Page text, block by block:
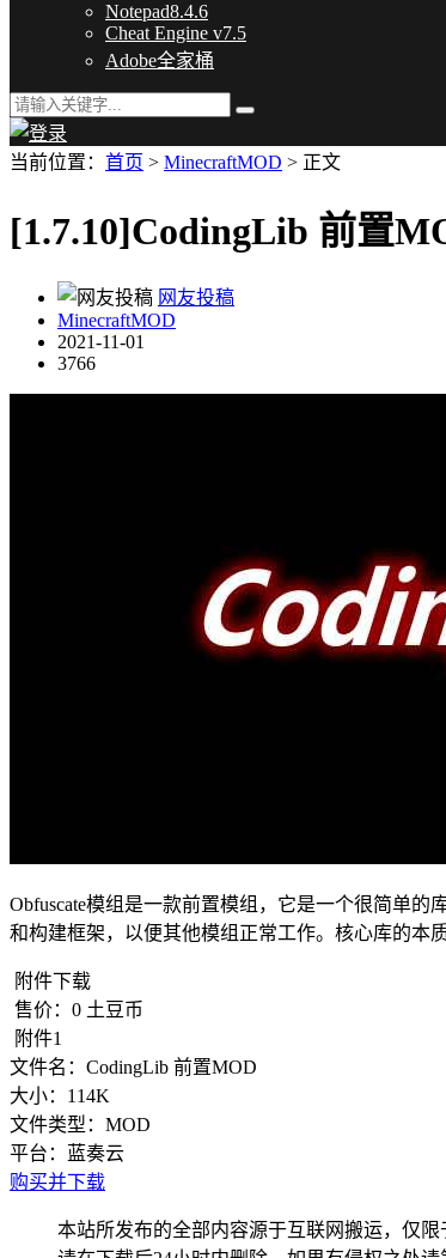
Notepad8.4.6
Cheat Engine v7.5
Adobe全家桶
当前位置： 首页 > MinecraftMOD > 正文
[1.7.10]CodingLib 前置
网友投稿
MinecraftMOD
2021-11-01
3766
Obfuscate模组是一款前置模组，它是一个很简单
和构建框架，以便其他模组正常工作。核心库的本
附件下载
售价： 0 土豆币
附件1
文件名： CodingLib 前置MOD
大小： 114K
文件类型： MOD
平台：
蓝奏云
购买并下载
本站所发布的全部内容源于互联网搬运，仅